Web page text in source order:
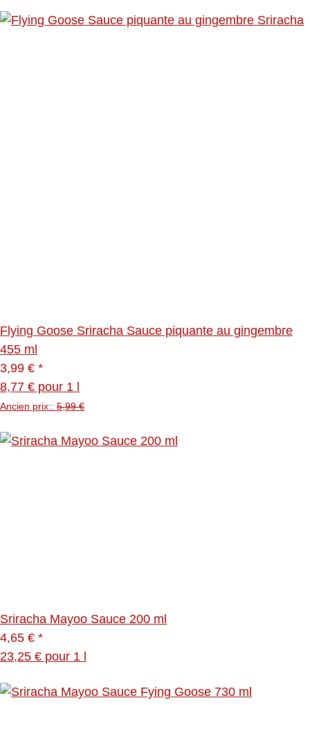
Flying Goose Sriracha Sauce piquante au gingembre
455 ml
3,99 € *
8,77 € pour 1 l
Ancien prix:: 5,99 €
Sriracha Mayoo Sauce 200 ml
4,65 € *
23,25 € pour 1 l